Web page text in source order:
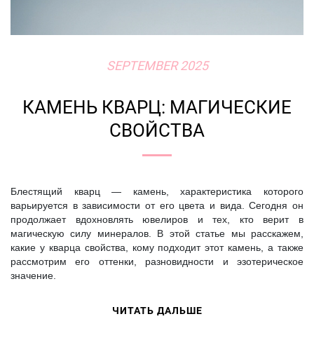
SEPTEMBER 2025
КАМЕНЬ КВАРЦ: МАГИЧЕСКИЕ
СВОЙСТВА
Блестящий кварц — камень, характеристика которого
варьируется в зависимости от его цвета и вида. Сегодня он
продолжает вдохновлять ювелиров и тех, кто верит в
магическую силу минералов. В этой статье мы расскажем,
какие у кварца свойства, кому подходит этот камень, а также
рассмотрим его оттенки, разновидности и эзотерическое
значение.
ЧИТАТЬ ДАЛЬШЕ